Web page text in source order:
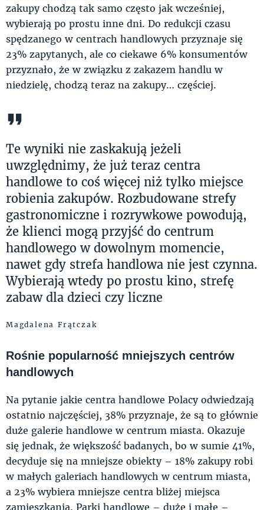
zakupy chodzą tak samo często jak wcześniej,
wybierają po prostu inne dni. Do redukcji czasu
spędzanego w centrach handlowych przyznaje się
23% zapytanych, ale co ciekawe 6% konsumentów
przyznało, że w związku z zakazem handlu w
niedzielę, chodzą teraz na zakupy… częściej.
Te wyniki nie zaskakują jeżeli
uwzględnimy, że już teraz centra
handlowe to coś więcej niż tylko miejsce
robienia zakupów. Rozbudowane strefy
gastronomiczne i rozrywkowe powodują,
że klienci mogą przyjść do centrum
handlowego w dowolnym momencie,
nawet gdy strefa handlowa nie jest czynna.
Wybierają wtedy po prostu kino, strefę
zabaw dla dzieci czy liczne
Magdalena Frątczak
Rośnie popularność mniejszych centrów
handlowych
Na pytanie jakie centra handlowe Polacy odwiedzają
ostatnio najczęściej, 38% przyznaje, że są to głównie
duże galerie handlowe w centrum miasta. Okazuje
się jednak, że większość badanych, bo w sumie 41%,
decyduje się na mniejsze obiekty – 18% zakupy robi
w małych galeriach handlowych w centrum miasta,
a 23% wybiera mniejsze centra bliżej miejsca
zamieszkania. Parki handlowe – duże i małe –